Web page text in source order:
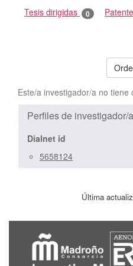
Tesis dirigidas 0
Este/a investigador/a no tiene
Perfiles de investigador/a
Dialnet id
5658124
Última